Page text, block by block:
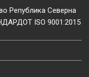
Република Северна
ISO 9001:2015